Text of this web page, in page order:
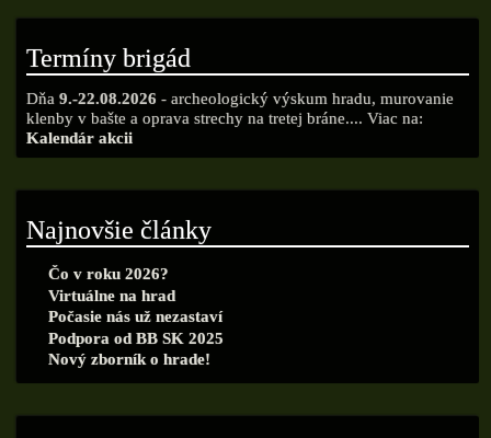
Termíny brigád
Dňa 9.-22.08.2026 - archeologický výskum hradu, murovanie
klenby v bašte a oprava strechy na tretej bráne.... Viac na:
Kalendár akcii
Najnovšie články
Čo v roku 2026?
Virtuálne na hrad
Počasie nás už nezastaví
Podpora od BB SK 2025
Nový zborník o hrade!